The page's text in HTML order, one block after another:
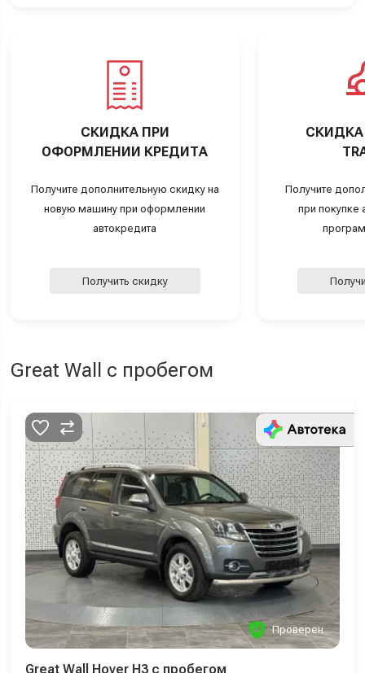
СКИДКА ПРИ
ОФОРМЛЕНИИ КРЕДИТА
Получите дополнительную скидку на
новую машину при оформлении
автокредита
Получить скидку
СКИДКА
Получите
при покупке
Great Wall с пробегом
Проверен
Great Wall Hover H3 с пробегом